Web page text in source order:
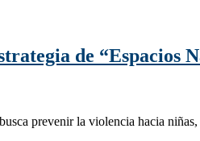
de “Espacios
prevenir la violencia hacia niñas,